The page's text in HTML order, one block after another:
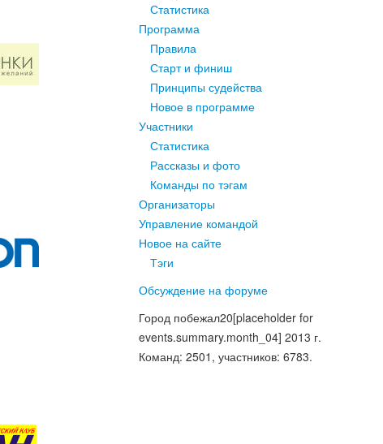
Статистика
Программа
Правила
Старт и финиш
Принципы судейства
Новое в программе
Участники
Статистика
Рассказы и фото
Команды по тэгам
Организаторы
Управление командой
Новое на сайте
Тэги
Обсуждение на форуме
Город побежал20[placeholder for
events.summary.month_04] 2013 г.
Команд: 2501, участников: 6783.